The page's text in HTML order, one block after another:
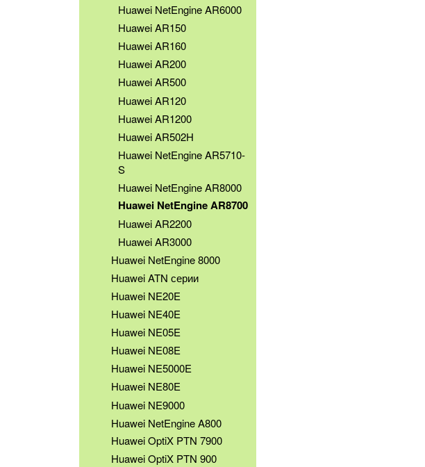
Huawei NetEngine AR6000
Huawei AR150
Huawei AR160
Huawei AR200
Huawei AR500
Huawei AR120
Huawei AR1200
Huawei AR502H
Huawei NetEngine AR5710-
S
Huawei NetEngine AR8000
Huawei NetEngine AR8700
Huawei AR2200
Huawei AR3000
Huawei NetEngine 8000
Huawei ATN серии
Huawei NE20E
Huawei NE40E
Huawei NE05E
Huawei NE08E
Huawei NE5000E
Huawei NE80E
Huawei NE9000
Huawei NetEngine A800
Huawei OptiX PTN 7900
Huawei OptiX PTN 900